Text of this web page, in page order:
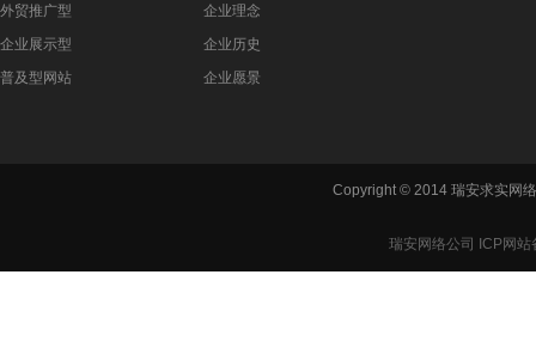
外贸推广型
企业展示型
普及型网站
企业理念
企业历史
企业愿景
Copyright © 2014 瑞安求实网
瑞安网络公司 ICP网